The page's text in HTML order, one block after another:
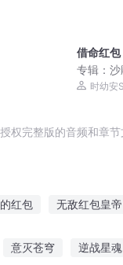
借命红包
专辑：
时幼安
完整版的音频和章
红包 无敌红包皇帝
意灭苍穹 逆战星魂